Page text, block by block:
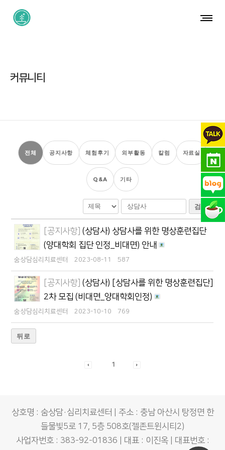
커뮤니티
전체 공지사항 체험후기 외부활동 칼럼 자료실
Q&A 기타
검색
[공지사항] (상담사) 상담사를 위한 명상훈련집단
(양대학회 집단 인정_비대면) 안내
숨상담심리치료센터 2023-08-11 587
[공지사항] (상담사) [상담사를 위한 명상훈련집단]
2차 모집 (비대면_양대학회인정)
숨상담심리치료센터 2023-10-10 769
뒤로
1
상호명 : 숨상담·심리치료센터 | 주소 : 충남 아산시 탕정면 한
들물빛5로 17, 5층 508호(젤존트윈시티2)
사업자번호 : 383-92-01836 | 대표 : 이진옥 | 대표번호 :